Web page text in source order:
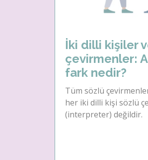
İki dilli kişiler
çevirmenler:
fark nedir?
Tüm sözlü
her iki dilli kişi sözlü
(interpreter) değildir.